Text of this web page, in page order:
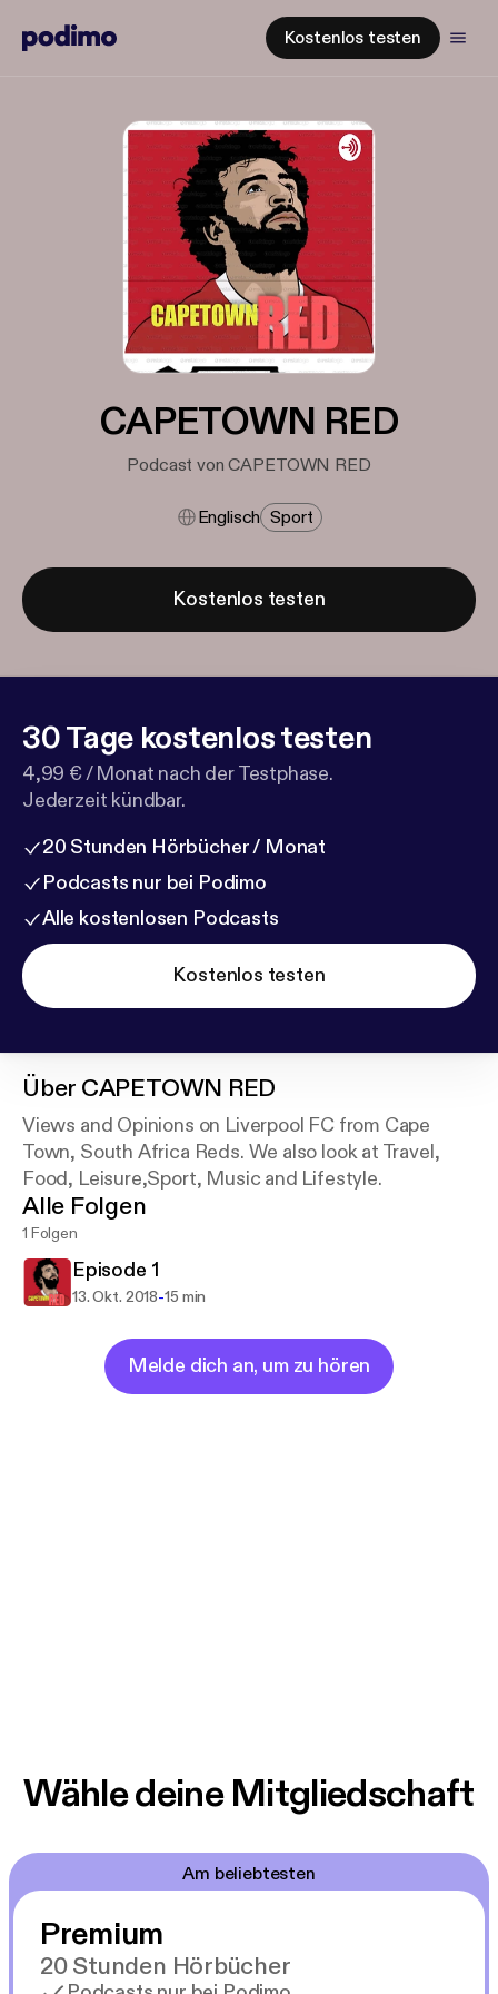
Kostenlos testen
CAPETOWN RED
Podcast von CAPETOWN RED
Englisch Sport
Kostenlos testen
30 Tage kostenlos testen
4,99 € / Monat nach der Testphase.
Jederzeit kündbar.
20 Stunden Hörbücher / Monat
Podcasts nur bei Podimo
Alle kostenlosen Podcasts
Kostenlos testen
Über CAPETOWN RED
Views and Opinions on Liverpool FC from Cape
Town, South Africa Reds. We also look at Travel,
Food, Leisure,Sport, Music and Lifestyle.
Alle Folgen
1 Folgen
Episode 1
13. Okt. 2018-15 min
Melde dich an, um zu hören
Wähle deine Mitgliedschaft
Am beliebtesten
Premium
20 Stunden Hörbücher